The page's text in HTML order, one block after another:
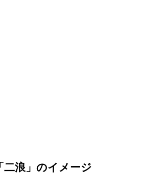
二浪」のイメージ